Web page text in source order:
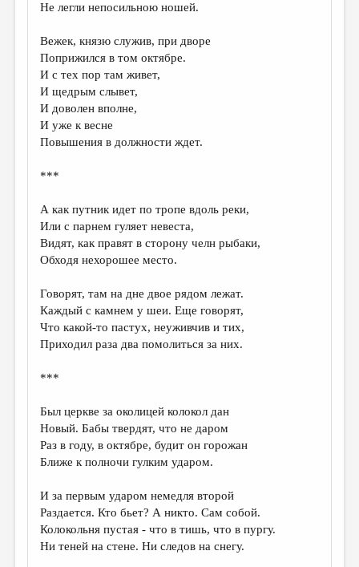
Не легли непосильною ношей.
Вежек, князю служив, при дворе
Поприжился в том октябре.
И с тех пор там живет,
И щедрым слывет,
И доволен вполне,
И уже к весне
Повышения в должности ждет.
***
А как путник идет по тропе вдоль реки,
Или с парнем гуляет невеста,
Видят, как правят в сторону челн рыбаки,
Обходя нехорошее место.
Говорят, там на дне двое рядом лежат.
Каждый с камнем у шеи. Еще говорят,
Что какой-то пастух, неуживчив и тих,
Приходил раза два помолиться за них.
***
Был церкве за околицей колокол дан
Новый. Бабы твердят, что не даром
Раз в году, в октябре, будит он горожан
Ближе к полночи гулким ударом.
И за первым ударом немедля второй
Раздается. Кто бьет? А никто. Сам собой.
Колокольня пустая - что в тишь, что в пургу.
Ни теней на стене. Ни следов на снегу.